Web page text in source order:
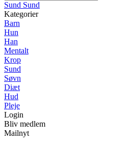
Sund Sund
Kategorier
Barn
Hun
Han
Mentalt
Krop
Sund
Søvn
Diæt
Hud
Pleje
Login
Bliv medlem
Mailnyt